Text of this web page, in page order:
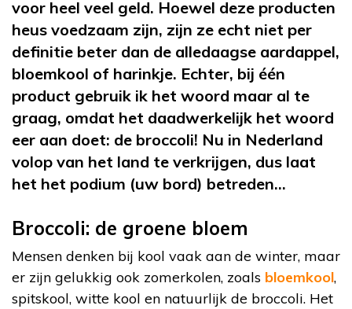
voor heel veel geld. Hoewel deze producten
heus voedzaam zijn, zijn ze echt niet per
definitie beter dan de alledaagse aardappel,
bloemkool of harinkje. Echter, bij één
product gebruik ik het woord maar al te
graag, omdat het daadwerkelijk het woord
eer aan doet: de broccoli! Nu in Nederland
volop van het land te verkrijgen, dus laat
het het podium (uw bord) betreden…
Broccoli: de groene bloem
Mensen denken bij kool vaak aan de winter, maar
er zijn gelukkig ook zomerkolen, zoals bloemkool,
spitskool, witte kool en natuurlijk de broccoli. Het